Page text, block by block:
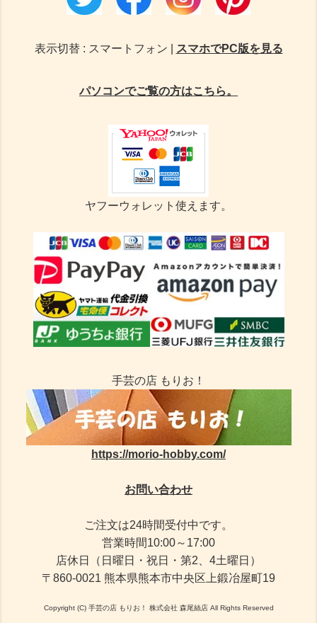
表示切替 : スマートフォン | スマホでPC版を見る
パソコンでご覧の方はこちら。
ヤフーウォレット使えます。
手芸の店 もりお！
https://morio-hobby.com/
お問い合わせ
ご注文は24時間受付中です。
営業時間10:00～17:00
店休日（日曜日・祝日・第2、4土曜日）
〒860-0021 熊本県熊本市中央区上鍛冶屋町19
Copyright (C) 手芸の店 もりお！ 株式会社 森尾絲店 All Rights Reserved